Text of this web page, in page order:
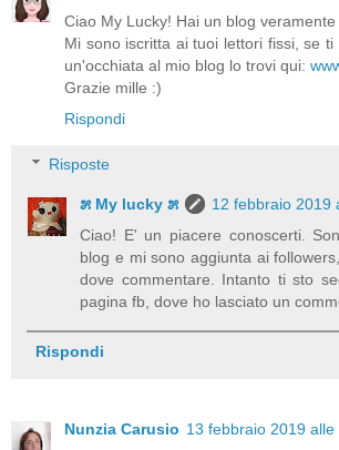
Ciao My Lucky! Hai un blog
Mi sono iscritta ai tuoi lettori fissi, se
un'occhiata al mio blog lo trovi qui:
Grazie mille :)
Rispondi
Risposte
೫ My lucky ೫
12 febbraio 2019
Ciao! E' un piacere conoscerti.
blog e mi sono aggiunta ai
dove commentare. Intanto ti sto
pagina fb, dove ho lasciato un
Rispondi
Nunzia Carusio 13 febbraio 2019